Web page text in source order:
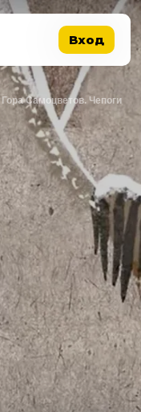
Вход
Гора Самоцветов. Чепоги